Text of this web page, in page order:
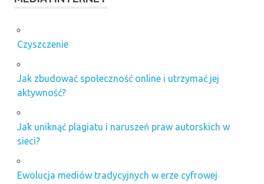
Czyszczenie
Jak zbudować społeczność online i utrzymać jej
aktywność?
Jak uniknąć plagiatu i naruszeń praw autorskich w
sieci?
Ewolucja mediów tradycyjnych w erze cyfrowej